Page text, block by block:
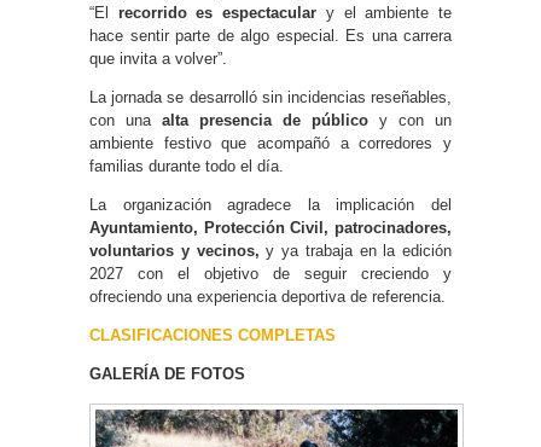
“El recorrido es espectacular y el ambiente te
hace sentir parte de algo especial. Es una carrera
que invita a volver”.
La jornada se desarrolló sin incidencias reseñables,
con una alta presencia de público y con un
ambiente festivo que acompañó a corredores y
familias durante todo el día.
La organización agradece la implicación del
Ayuntamiento, Protección Civil, patrocinadores,
voluntarios y vecinos, y ya trabaja en la edición
2027 con el objetivo de seguir creciendo y
ofreciendo una experiencia deportiva de referencia.
CLASIFICACIONES COMPLETAS
GALERÍA DE FOTOS